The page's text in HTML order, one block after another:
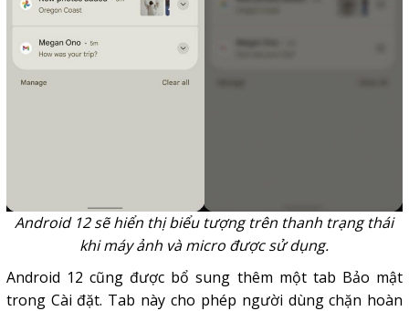
Android 12 sẽ hiển thị biểu tượng trên thanh trạng thái
khi máy ảnh và micro được sử dụng.
Android 12 cũng được bổ sung thêm một tab Bảo mật
trong Cài đặt. Tab này cho phép người dùng chặn hoàn